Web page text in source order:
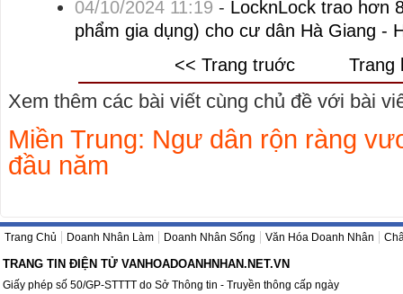
04/10/2024 11:19 - LocknLock trao hơn
phẩm gia dụng) cho cư dân Hà Giang -
<< Trang truớc
Trang
Xem thêm các bài viết cùng chủ đề với bài
Miền Trung: Ngư dân rộn ràng
đầu năm
Trang Chủ Doanh Nhân Làm Doanh Nhân Sống Văn Hóa Doanh Nhân
TRANG TIN ĐIỆN TỬ VANHOADOANHNHAN.NET.VN
Giấy phép số 50/GP-STTTT do Sở Thông tin - Truyền thông cấp ngày